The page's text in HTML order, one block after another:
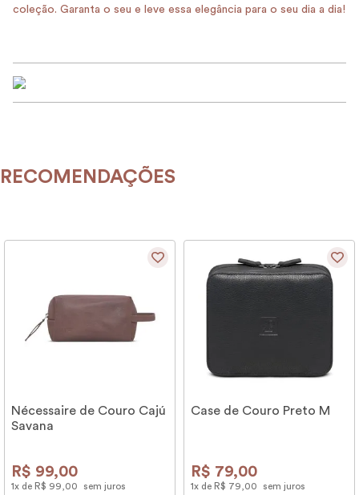
coleção. Garanta o seu e leve essa elegância para o seu dia a dia!
RECOMENDAÇÕES
Nécessaire de Couro Cajú
Savana
R$ 99,00
1x de R$ 99 00 sem juros
Case de Couro Preto M
R$ 79,00
1x de R$ 79 00 sem juros